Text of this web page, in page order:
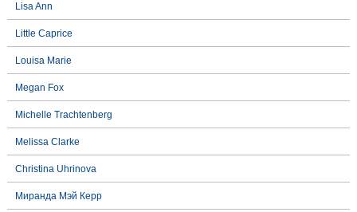
Lisa Ann
Little Caprice
Louisa Marie
Megan Fox
Michelle Trachtenberg
Melissa Clarke
Christina Uhrinova
Миранда Мэй Керр